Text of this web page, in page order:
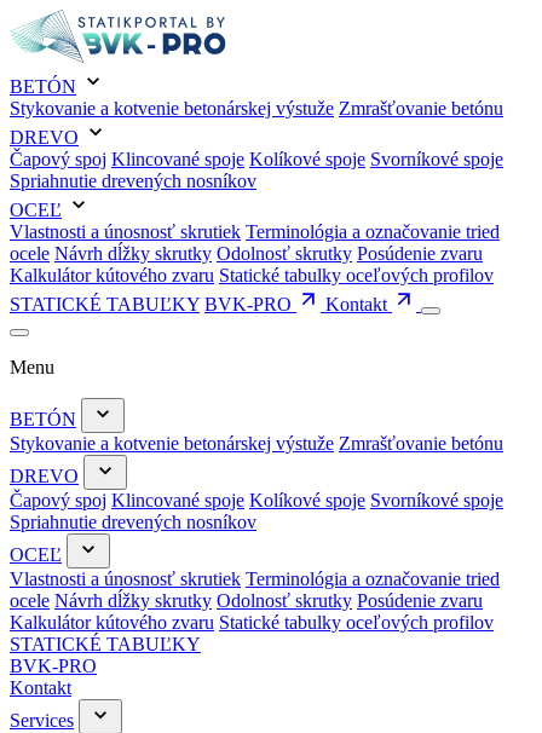
BETÓN
Stykovanie a kotvenie betonárskej výstuže Zmrašťovanie betónu
DREVO
Čapový spoj Klincované spoje Kolíkové spoje Svorníkové spoje
Spriahnutie drevených nosníkov
OCEĽ
Vlastnosti a únosnosť skrutiek Terminológia a označovanie tried
ocele Návrh dĺžky skrutky Odolnosť skrutky Posúdenie zvaru
Kalkulátor kútového zvaru Statické tabulky oceľových profilov
STATICKÉ TABUĽKY BVK-PRO Kontakt
Menu
BETÓN
Stykovanie a kotvenie betonárskej výstuže Zmrašťovanie betónu
DREVO
Čapový spoj Klincované spoje Kolíkové spoje Svorníkové spoje
Spriahnutie drevených nosníkov
OCEĽ
Vlastnosti a únosnosť skrutiek Terminológia a označovanie tried
ocele Návrh dĺžky skrutky Odolnosť skrutky Posúdenie zvaru
Kalkulátor kútového zvaru Statické tabulky oceľových profilov
STATICKÉ TABUĽKY
BVK-PRO
Kontakt
Services